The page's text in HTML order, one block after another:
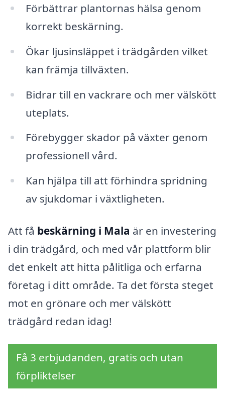
Förbättrar plantornas hälsa genom
korrekt beskärning.
Ökar ljusinsläppet i trädgården vilket
kan främja tillväxten.
Bidrar till en vackrare och mer välskött
uteplats.
Förebygger skador på växter genom
professionell vård.
Kan hjälpa till att förhindra spridning
av sjukdomar i växtligheten.
Att få beskärning i Mala är en investering
i din trädgård, och med vår plattform blir
det enkelt att hitta pålitliga och erfarna
företag i ditt område. Ta det första steget
mot en grönare och mer välskött
trädgård redan idag!
Få 3 erbjudanden, gratis och utan
förpliktelser